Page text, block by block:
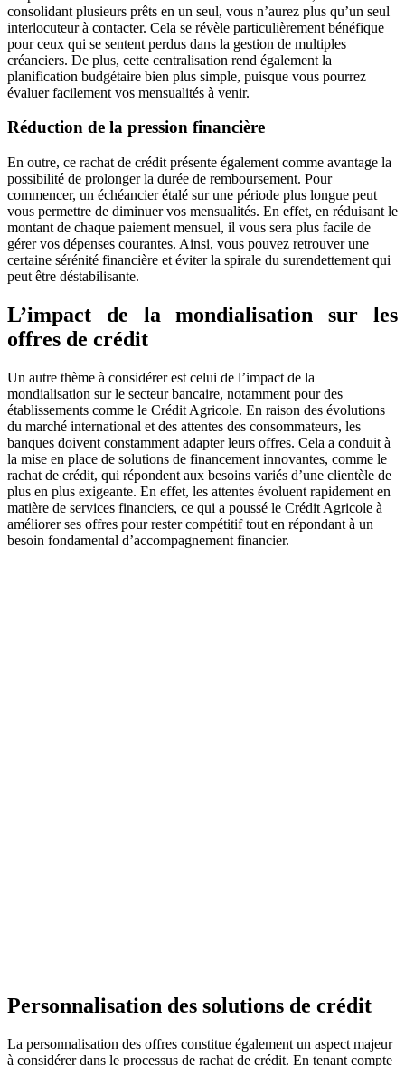
consolidant plusieurs prêts en un seul, vous n’aurez plus qu’un seul
interlocuteur à contacter. Cela se révèle particulièrement bénéfique
pour ceux qui se sentent perdus dans la gestion de multiples
créanciers. De plus, cette centralisation rend également la
planification budgétaire bien plus simple, puisque vous pourrez
évaluer facilement vos mensualités à venir.
Réduction de la pression financière
En outre, ce rachat de crédit présente également comme avantage la
possibilité de prolonger la durée de remboursement. Pour
commencer, un échéancier étalé sur une période plus longue peut
vous permettre de diminuer vos mensualités. En effet, en réduisant le
montant de chaque paiement mensuel, il vous sera plus facile de
gérer vos dépenses courantes. Ainsi, vous pouvez retrouver une
certaine sérénité financière et éviter la spirale du surendettement qui
peut être déstabilisante.
L’impact de la mondialisation sur les
offres de crédit
Un autre thème à considérer est celui de l’impact de la
mondialisation sur le secteur bancaire, notamment pour des
établissements comme le Crédit Agricole. En raison des évolutions
du marché international et des attentes des consommateurs, les
banques doivent constamment adapter leurs offres. Cela a conduit à
la mise en place de solutions de financement innovantes, comme le
rachat de crédit, qui répondent aux besoins variés d’une clientèle de
plus en plus exigeante. En effet, les attentes évoluent rapidement en
matière de services financiers, ce qui a poussé le Crédit Agricole à
améliorer ses offres pour rester compétitif tout en répondant à un
besoin fondamental d’accompagnement financier.
Personnalisation des solutions de crédit
La personnalisation des offres constitue également un aspect majeur
à considérer dans le processus de rachat de crédit. En tenant compte